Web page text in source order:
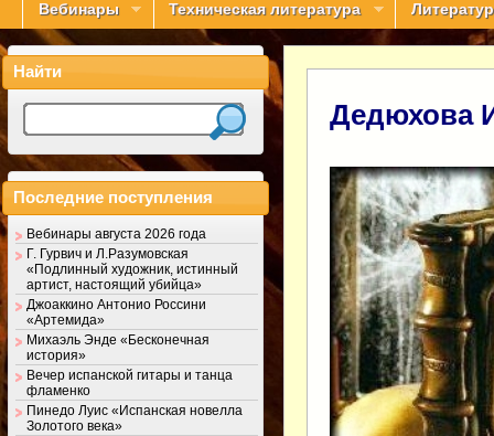
Вебинары Техническая литература
Дедюхова
Найти
Последние поступления
Вебинары августа 2026 года
Г. Гурвич и Л.Разумовская
«Подлинный художник, истинный
артист, настоящий убийца»
Джоаккино Антонио Россини
«Артемида»
Михаэль Энде «Бесконечная
история»
Вечер испанской гитары и танца
фламенко
Пинедо Луис «Испанская новелла
Золотого века»